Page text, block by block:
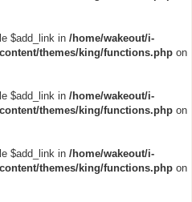
$add_link in /home/wakeout/i-
themes/king/functions.php on
$add_link in /home/wakeout/i-
themes/king/functions.php on
$add_link in /home/wakeout/i-
themes/king/functions.php on